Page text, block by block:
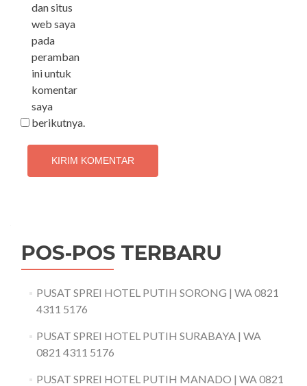
dan situs
web saya
pada
peramban
ini untuk
komentar
saya
berikutnya.
POS-POS TERBARU
PUSAT SPREI HOTEL PUTIH SORONG | WA 0821
4311 5176
PUSAT SPREI HOTEL PUTIH SURABAYA | WA
0821 4311 5176
PUSAT SPREI HOTEL PUTIH MANADO | WA 0821